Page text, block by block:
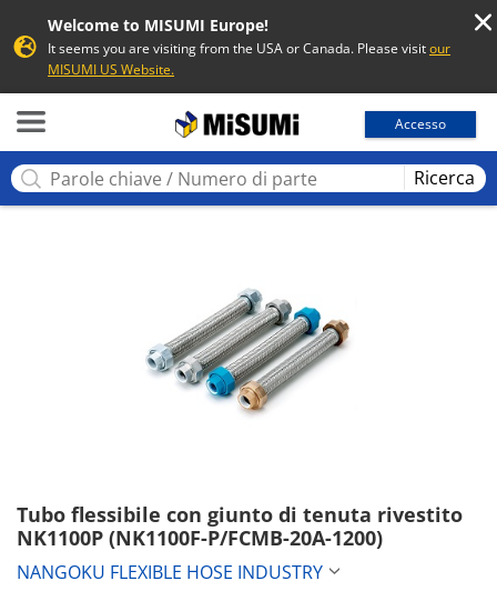
Welcome to MISUMI Europe!
It seems you are visiting from the USA or Canada. Please visitour
MISUMI US Website.
Accesso
Ricerca
Tubo flessibile con giunto di tenuta rivestito
NK1100P (NK1100F-P/FCMB-20A-1200)
NANGOKU FLEXIBLE HOSE INDUSTRY